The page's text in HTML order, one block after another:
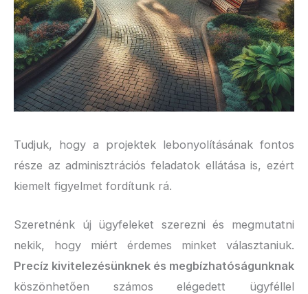
Tudjuk, hogy a projektek lebonyolításának fontos
része az adminisztrációs feladatok ellátása is, ezért
kiemelt figyelmet fordítunk rá.
Szeretnénk új ügyfeleket szerezni és megmutatni
nekik, hogy miért érdemes minket választaniuk.
Precíz kivitelezésünknek és megbízhatóságunknak
köszönhetően számos elégedett ügyféllel